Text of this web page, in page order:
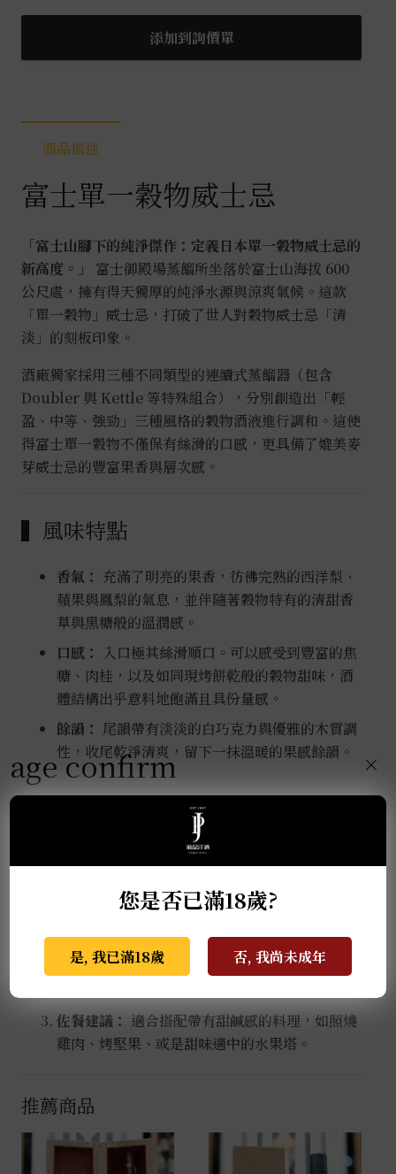
單
穀
士
數
添加到詢價單
商品描述
富士單一穀物威士忌
「富士山腳下的純淨傑作：定義日本單一穀物威士忌的
新高度。」
富士御殿場蒸餾所坐落於富士山海拔 600
公尺處，擁有得天獨厚的純淨水源與涼爽氣候。這款
「單一穀物」威士忌，打破了世人對穀物威士忌「清
淡」的刻板印象。
酒廠獨家採用三種不同類型的連續式蒸餾器（包含
Doubler 與 Kettle 等特殊組合），分別創造出「輕
盈、中等、強勁」三種風格的穀物酒液進行調和。這使
得富士單一穀物不僅保有絲滑的口感，更具備了媲美麥
芽威士忌的豐富果香與層次感。
▍風味特點
香氣： 充滿了明亮的果香，彷彿完熟的西洋梨、
蘋果與鳳梨的氣息，並伴隨著穀物特有的清甜香
草與黑糖般的溫潤感。
口感：
入口極其絲滑順口。可以感受到豐富的焦
糖、肉桂，以及如同現烤餅乾般的穀物甜味，酒
體結構出乎意料地飽滿且具份量感。
餘韻： 尾韻帶有淡淡的白巧克力與優雅的木質調
性，收尾乾淨清爽，留下一抹溫暖的果感餘韻。
純飲或加冰 (On the Rocks)：這是感受其層次
感的最佳方式。隨著溫度微調，果香與香草味會
交替呈現。
由於酒體紮實，製作成
Highball 後不僅不會被稀釋香氣，反而能激發
佐餐建議： 適合搭配帶有甜鹹感的料理，如照燒
雞肉、烤堅果、或是甜味適中的水果塔。
推薦商品
age confirm
您是否已滿18歲?
是, 我已滿18歲 否, 我尚未成年
×